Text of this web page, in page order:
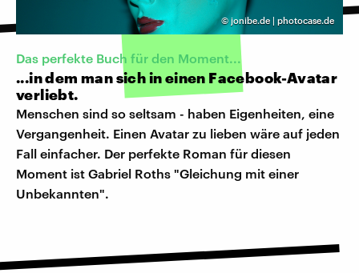
© jonibe.de | photocase.de
Das perfekte Buch für den Moment...
...in dem man sich in einen Facebook-Avatar
verliebt.
Menschen sind so seltsam - haben Eigenheiten, eine
Vergangenheit. Einen Avatar zu lieben wäre auf jeden
Fall einfacher. Der perfekte Roman für diesen
Moment ist Gabriel Roths "Gleichung mit einer
Unbekannten".